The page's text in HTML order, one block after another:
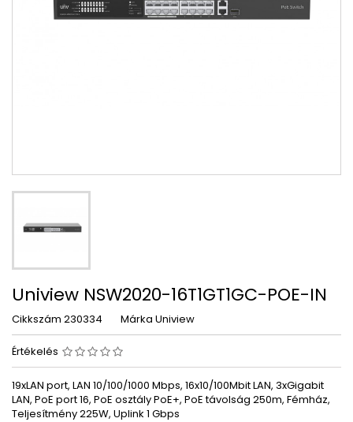
Uniview NSW2020-16T1GT1GC-POE-IN
Cikkszám 230334 Márka Uniview
Értékelés
19xLAN port, LAN 10/100/1000 Mbps, 16x10/100Mbit LAN, 3xGigabit
LAN, PoE port 16, PoE osztály PoE+, PoE távolság 250m, Fémház,
Teljesítmény 225W, Uplink 1 Gbps